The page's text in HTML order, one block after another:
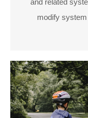
and related
modify